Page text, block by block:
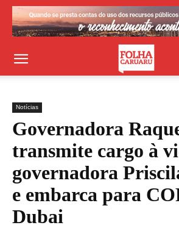
Notícias
Governadora
transmite cargo à
governadora
e embarca para
Dubai